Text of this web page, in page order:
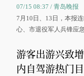
07/15 08:37 / 青岛晚报
7月10日、13日，本报
心、市退役军人兵锋应
游客出游兴致
内自驾游热门